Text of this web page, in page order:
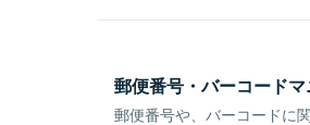
郵便番号・バーコード
郵便番号や、バーコードに